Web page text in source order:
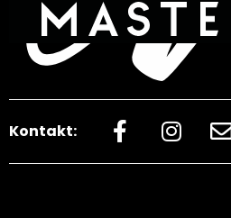
Kontakt: